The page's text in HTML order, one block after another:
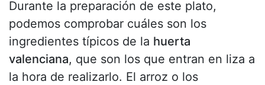
Durante la preparación de este plato,
podemos comprobar cuáles son los
ingredientes típicos de la huerta
valenciana, que son los que entran en liza a
la hora de realizarlo. El arroz o los